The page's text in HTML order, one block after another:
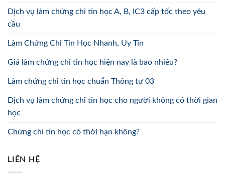
Dịch vụ làm chứng chỉ tin học A, B, IC3 cấp tốc theo yêu
cầu
Làm Chứng Chỉ Tin Học Nhanh, Uy Tín
Giá làm chứng chỉ tin học hiện nay là bao nhiêu?
Làm chứng chỉ tin học chuẩn Thông tư 03
Dịch vụ làm chứng chỉ tin học cho người không có thời gian
học
Chứng chỉ tin học có thời hạn không?
LIÊN HỆ